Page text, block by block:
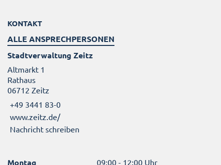
KONTAKT
ALLE ANSPRECHPERSONEN
Stadtverwaltung Zeitz
Altmarkt 1
Rathaus
06712 Zeitz
+49 3441 83-0
www.zeitz.de/
Nachricht schreiben
Montag 09:00 - 12:00 Uhr